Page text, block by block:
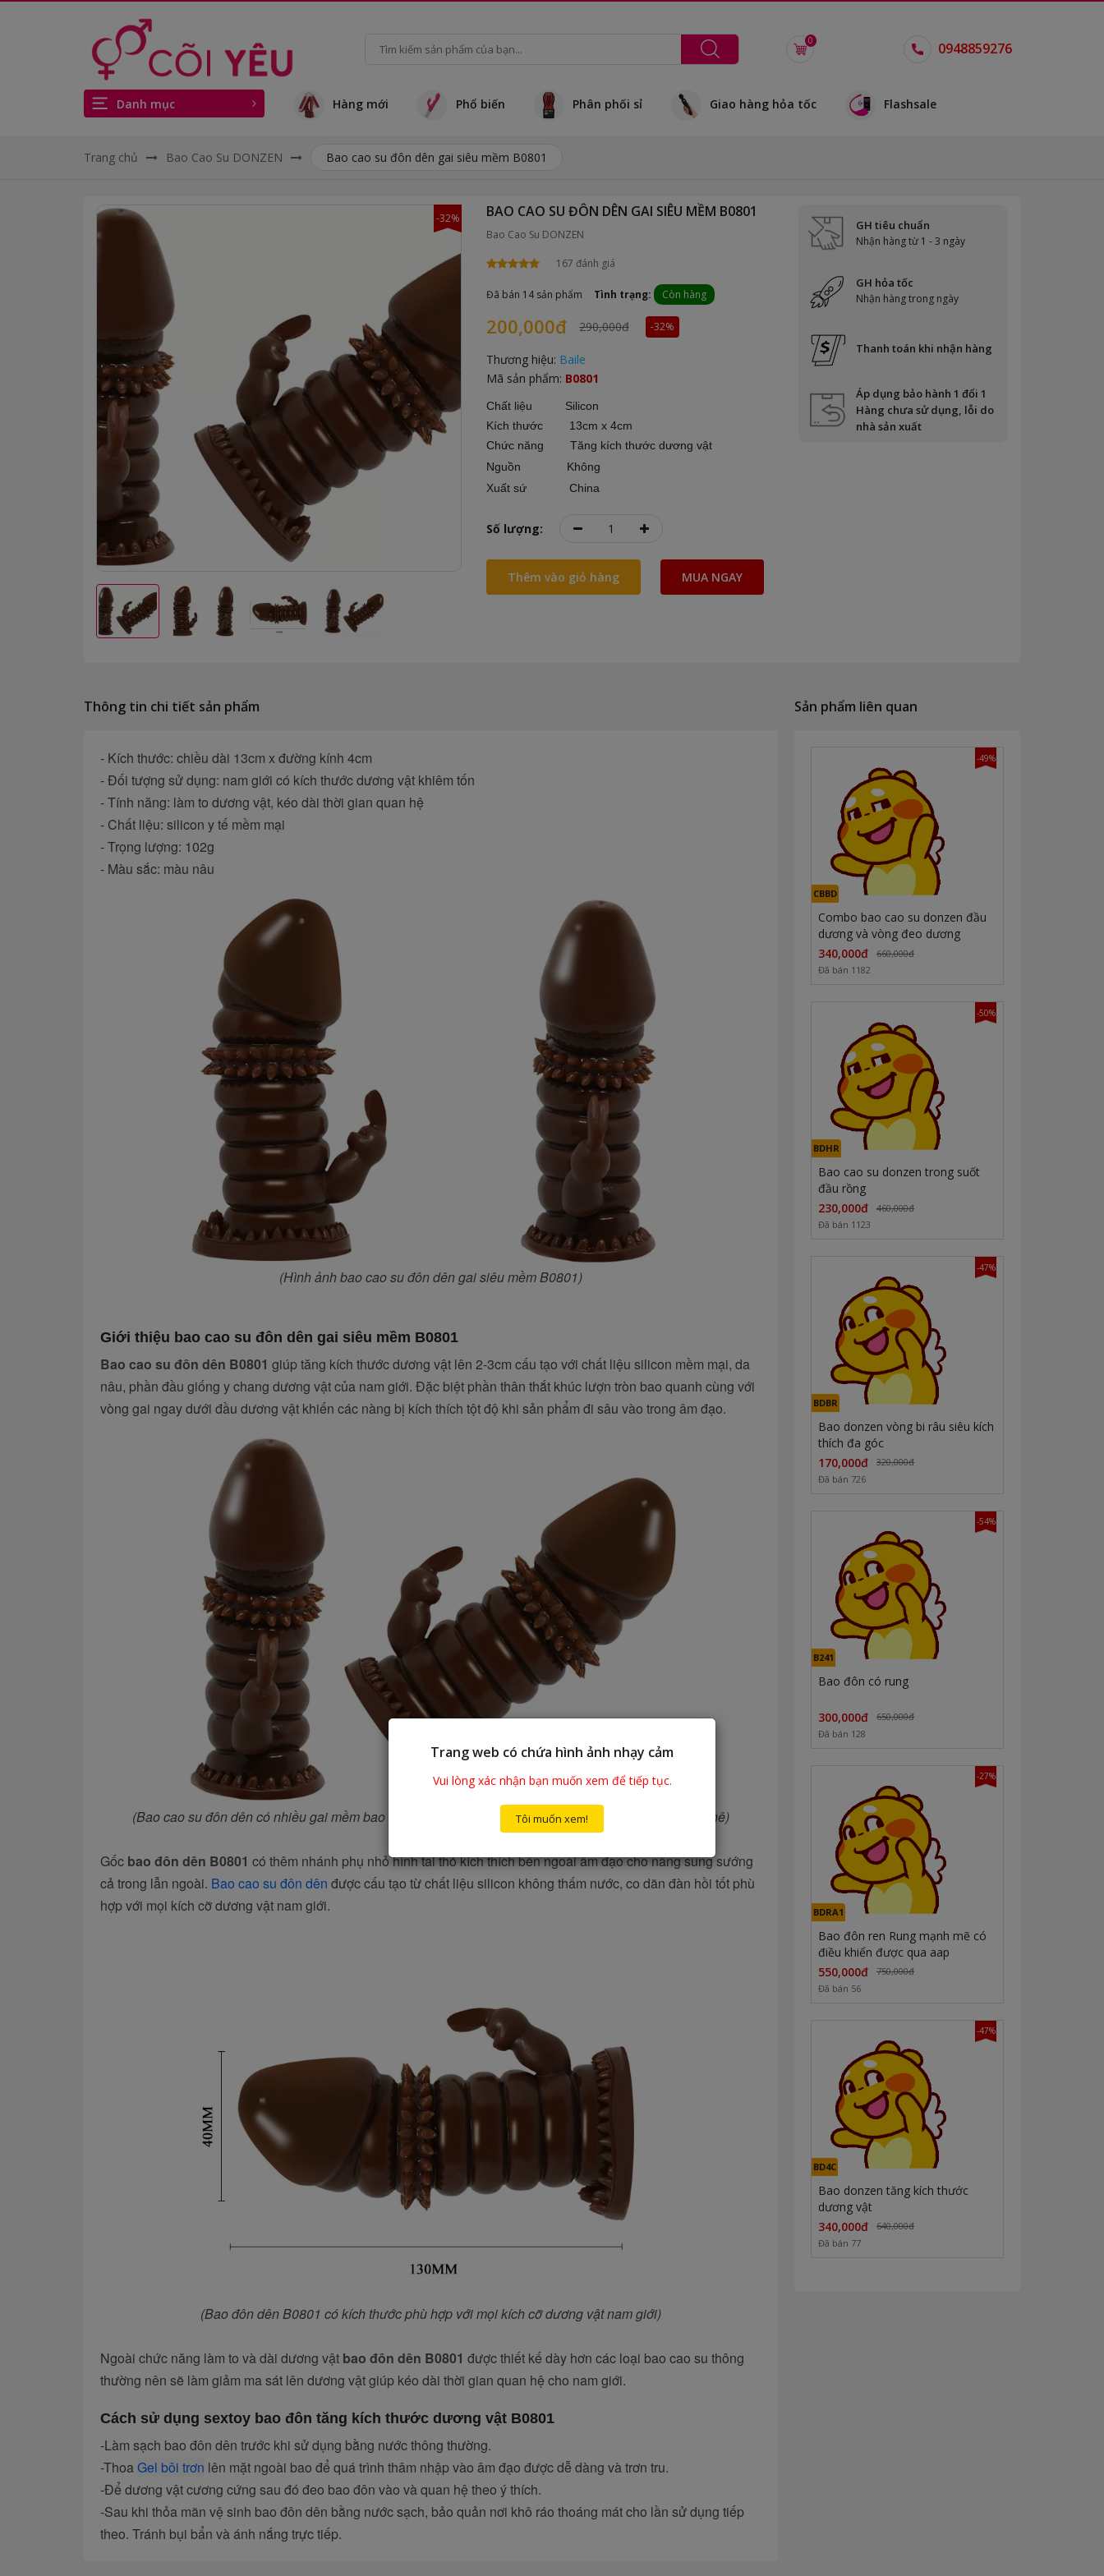
0 0948859276
Danh mục Hàng mới Phổ biến Phân phối sỉ Giao hàng hỏa tốc Flashsale
Trang chủ Bao Cao Su DONZEN Bao cao su đôn dên gai siêu mềm B0801
-32% BAO CAO SU ĐÔN DÊN GAI SIÊU MỀM B0801
Bao Cao Su DONZEN
167 đánh giá
Đã bán 14 sản phẩm Tình trạng: Còn hàng
200,000đ 290,000đ -32%
Thương hiệu: Baile
Mã sản phẩm: B0801
Chất liệu Silicon
Kích thước 13cm x 4cm
Chức năng Tăng kích thước dương vật
Nguồn Không
Xuất sứ China
Số lượng:
Thêm vào giỏ hàng MUA NGAY
GH tiêu chuẩn
Nhận hàng từ 1 - 3 ngày
GH hỏa tốc
Nhận hàng trong ngày
Thanh toán khi nhận hàng
Áp dụng bảo hành 1 đổi 1
Hàng chưa sử dụng, lỗi do
nhà sản xuất
Thông tin chi tiết sản phẩm
- Kích thước: chiều dài 13cm x đường kính 4cm
- Đối tượng sử dụng: nam giới có kích thước dương vật khiêm tốn
- Tính năng: làm to dương vật, kéo dài thời gian quan hệ
- Chất liệu: silicon y tế mềm mại
- Trọng lượng: 102g
- Màu sắc: màu nâu
(Hình ảnh bao cao su đôn dên gai siêu mềm B0801)
Giới thiệu bao cao su đôn dên gai siêu mềm B0801
Bao cao su đôn dên B0801 giúp tăng kích thước dương vật lên 2-3cm cấu tạo với chất liệu silicon mềm mại, da
nâu, phần đầu giống y chang dương vật của nam giới. Đặc biệt phần thân thắt khúc lượn tròn bao quanh cùng với
vòng gai ngay dưới đầu dương vật khiến các nàng bị kích thích tột độ khi sản phẩm đi sâu vào trong âm đạo.
(Bao cao su đôn dên có nhiều gai mềm bao quanh và các nút thắt khúc tạo ma sát lên âm đạo cực phê)
Gốc bao đôn dên B0801 có thêm nhánh phụ nhỏ hình tai thỏ kích thích bên ngoài âm đạo cho nàng sung sướng
cả trong lẫn ngoài. Bao cao su đôn dên được cấu tạo từ chất liệu silicon không thấm nước, co dãn đàn hồi tốt phù
hợp với mọi kích cỡ dương vật nam giới.
(Bao đôn dên B0801 có kích thước phù hợp với mọi kích cỡ dương vật nam giới)
Ngoài chức năng làm to và dài dương vật bao đôn dên B0801 được thiết kế dày hơn các loại bao cao su thông
thường nên sẽ làm giảm ma sát lên dương vật giúp kéo dài thời gian quan hệ cho nam giới.
Cách sử dụng sextoy bao đôn tăng kích thước dương vật B0801
-Làm sạch bao đôn dên trước khi sử dụng bằng nước thông thường.
-ThoaGel bôi trơn lên mặt ngoài bao để quá trình thâm nhập vào âm đạo được dễ dàng và trơn tru.
-Để dương vật cương cứng sau đó đeo bao đôn vào và quan hệ theo ý thích.
-Sau khi thỏa mãn vệ sinh bao đôn dên bằng nước sạch, bảo quản nơi khô ráo thoáng mát cho lần sử dụng tiếp
theo. Tránh bụi bẩn và ánh nắng trực tiếp.
Sản phẩm liên quan
-49%
CBBD
Combo bao cao su donzen đầu
dương và vòng đeo dương
340,000đ
660,000đ
Đã bán 1182
-50%
BDHR
Bao cao su donzen trong suốt
đầu rồng
230,000đ
460,000đ
Đã bán 1123
-47%
BDBR
Bao donzen vòng bi râu siêu kích
thích đa góc
170,000đ
320,000đ
Đã bán 726
-54%
B241
Bao đôn có rung
300,000đ
650,000đ
Đã bán 128
-27%
BDRA1
Bao đôn ren Rung mạnh mẽ có
điều khiển được qua aap
550,000đ
750,000đ
Đã bán 56
-47%
BD4C
Bao donzen tăng kích thước
dương vật
340,000đ
640,000đ
Đã bán 77
Trang web có chứa hình ảnh nhạy cảm
Vui lòng xác nhận bạn muốn xem để tiếp tục.
Tôi muốn xem!